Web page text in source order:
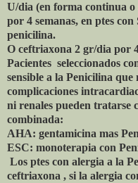
U/dia (en forma continua o
por 4 semanas, en ptes
penicilina.
O ceftriaxona 2 gr/dia por
Pacientes seleccionados
sensible a la Penicilina que
complicaciones
ni renales pueden tratarse
combinada:
AHA: gentamicina mas
ESC: monoterapia con
Los ptes con alergia a la
ceftriaxona , si la alergia